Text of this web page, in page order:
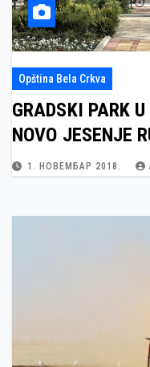
Opština Bela Crkva
GRADSKI PARK
NOVO JESENJE
1. НОВЕМБАР 2018.